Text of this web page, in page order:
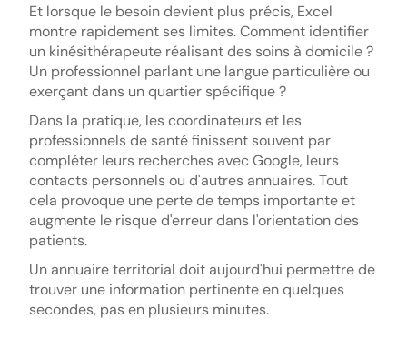
Et lorsque le besoin devient plus précis, Excel
montre rapidement ses limites. Comment identifier
un kinésithérapeute réalisant des soins à domicile ?
Un professionnel parlant une langue particulière ou
exerçant dans un quartier spécifique ?
Dans la pratique, les coordinateurs et les
professionnels de santé finissent souvent par
compléter leurs recherches avec Google, leurs
contacts personnels ou d'autres annuaires. Tout
cela provoque une perte de temps importante et
augmente le risque d'erreur dans l'orientation des
patients.
Un annuaire territorial doit aujourd'hui permettre de
trouver une information pertinente en quelques
secondes, pas en plusieurs minutes.